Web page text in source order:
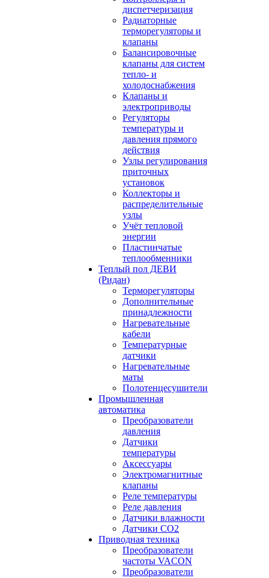
диспетчеризация
Радиаторные
терморегуляторы и
клапаны
Балансировочные
клапаны для систем
тепло- и
холодоснабжения
Клапаны и
электроприводы
Регуляторы
температуры и
давления прямого
действия
Узлы регулирования
приточных
установок
Коллекторы и
распределительные
узлы
Учёт тепловой
энергии
Пластинчатые
теплообменники
Теплый пол ДЕВИ
(Ридан)
Терморегуляторы
Дополнительные
принадлежности
Нагревательные
кабели
Температурные
датчики
Нагревательные
маты
Полотенцесушители
Промышленная
автоматика
Преобразователи
давления
Датчики
температуры
Аксессуары
Электромагнитные
клапаны
Реле температуры
Реле давления
Датчики влажности
Датчики CO2
Приводная техника
Преобразователи
частоты VACON
Преобразователи